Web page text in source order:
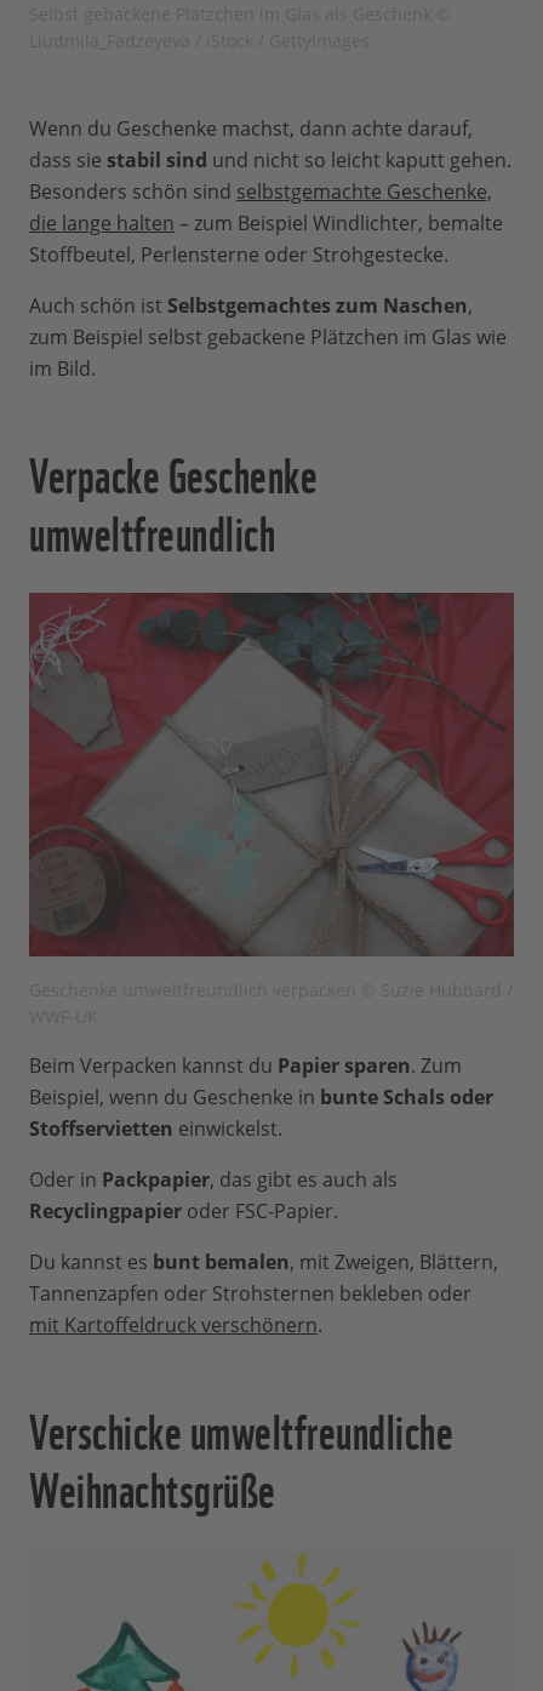
Wenn du Geschenke machst, dann achte darauf,
dass sie stabil sind und nicht so leicht kaputt gehen.
Besonders schön sind selbstgemachte Geschenke,
die lange halten – zum Beispiel Windlichter, bemalte
Stoffbeutel, Perlensterne oder Strohgestecke.
Auch schön ist Selbstgemachtes zum Naschen,
zum Beispiel selbst gebackene Plätzchen im Glas wie
im Bild.
Verpacke Geschenke
umweltfreundlich
Beim Verpacken kannst du Papier sparen. Zum
Beispiel, wenn du Geschenke in bunte Schals oder
Stoffservietten einwickelst.
Oder in Packpapier, das gibt es auch als
Recyclingpapier oder FSC-Papier.
Du kannst es bunt bemalen, mit Zweigen, Blättern,
Tannenzapfen oder Strohsternen bekleben oder
mit Kartoffeldruck verschönern.
Verschicke umweltfreundliche
Weihnachtsgrüße